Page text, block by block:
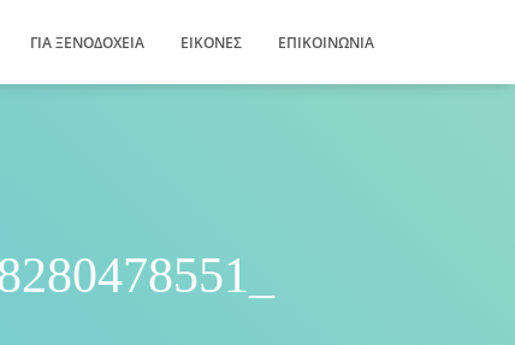
ΓΙΑ ΞΕΝΟΔΟΧΕΊΑ ΕΙΚΌΝΕΣ ΕΠΙΚΟΙΝΩΝΊΑ